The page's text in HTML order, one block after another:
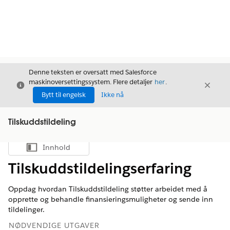
Avslutt
Denne teksten er oversatt med Salesforce
maskinoversettingssystem. Flere detaljer her.
Bytt til engelsk
Ikke nå
Avslutt
Tilskuddstildeling
Vis innholdsfortegnelse
Innhold
Tilskuddstildelingserfaring
Oppdag hvordan Tilskuddstildeling støtter arbeidet med å
opprette og behandle finansieringsmuligheter og sende inn
tildelinger.
NØDVENDIGE UTGAVER